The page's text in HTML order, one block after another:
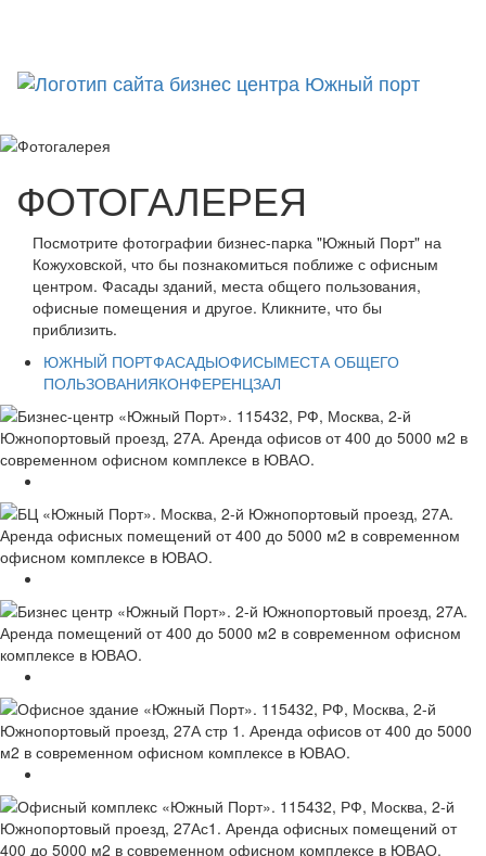
ФОТОГАЛЕРЕЯ
Посмотрите фотографии бизнес-парка "Южный Порт" на
Кожуховской, что бы познакомиться поближе с офисным
центром. Фасады зданий, места общего пользования,
офисные помещения и другое. Кликните, что бы
приблизить.
ЮЖНЫЙ ПОРТФАСАДЫОФИСЫМЕСТА ОБЩЕГО
ПОЛЬЗОВАНИЯКОНФЕРЕНЦЗАЛ